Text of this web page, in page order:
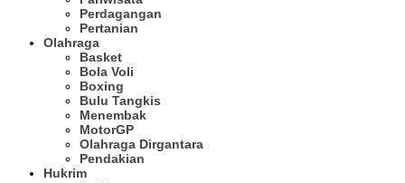
Perdagangan
Pertanian
Olahraga
Basket
Bola Voli
Boxing
Bulu Tangkis
Menembak
MotorGP
Olahraga Dirgantara
Pendakian
Hukrim